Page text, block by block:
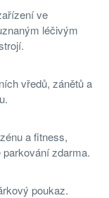
ve
léčivým
vředů, zánětů a
a fitness,
zdarma.
poukaz.